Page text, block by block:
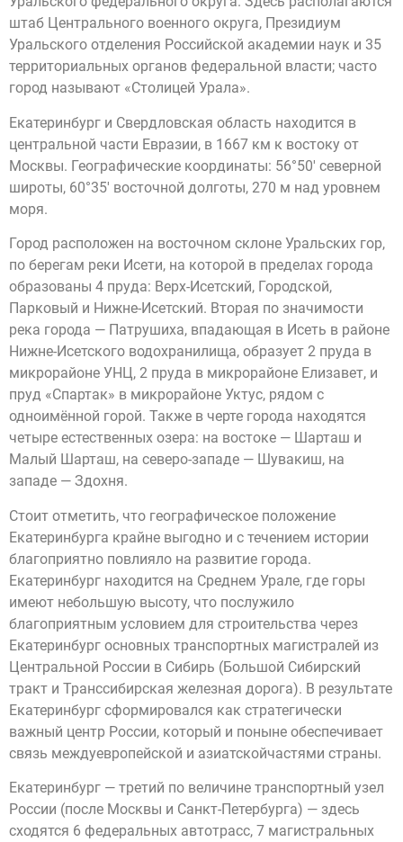
штаб Центрального военного округа, Президиум
Уральского отделения Российской академии наук и 35
территориальных органов федеральной власти; часто
город называют «Столицей Урала».
Екатеринбург и Свердловская область находится в
центральной части Евразии, в 1667 км к востоку от
Москвы. Географические координаты: 56°50′ северной
широты, 60°35′ восточной долготы, 270 м над уровнем
моря.
Город расположен на восточном склоне Уральских гор,
по берегам реки Исети, на которой в пределах города
образованы 4 пруда: Верх-Исетский, Городской,
Парковый и Нижне-Исетский. Вторая по значимости
река города — Патрушиха, впадающая в Исеть в районе
Нижне-Исетского водохранилища, образует 2 пруда в
микрорайоне УНЦ, 2 пруда в микрорайоне Елизавет, и
пруд «Спартак» в микрорайоне Уктус, рядом с
одноимённой горой. Также в черте города находятся
четыре естественных озера: на востоке — Шарташ и
Малый Шарташ, на северо-западе — Шувакиш, на
западе — Здохня.
Стоит отметить, что географическое положение
Екатеринбурга крайне выгодно и с течением истории
благоприятно повлияло на развитие города.
Екатеринбург находится на Среднем Урале, где горы
имеют небольшую высоту, что послужило
благоприятным условием для строительства через
Екатеринбург основных транспортных магистралей из
Центральной России в Сибирь (Большой Сибирский
тракт и Транссибирская железная дорога). В результате
Екатеринбург сформировался как стратегически
важный центр России, который и поныне обеспечивает
связь междуевропейской и азиатскойчастями страны.
Екатеринбург — третий по величине транспортный узел
России (после Москвы и Санкт-Петербурга) — здесь
сходятся 6 федеральных автотрасс, 7 магистральных